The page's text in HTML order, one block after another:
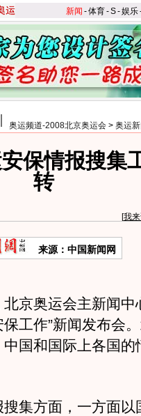
新闻 -体育-S-娱乐
奥运频道-2008北京奥运会 > 奥运
保情报搜集
转
[我
来源：中国新闻网
奥运会主新闻中
工作”新闻发布会
国和国际上各国的
方面，一方面以